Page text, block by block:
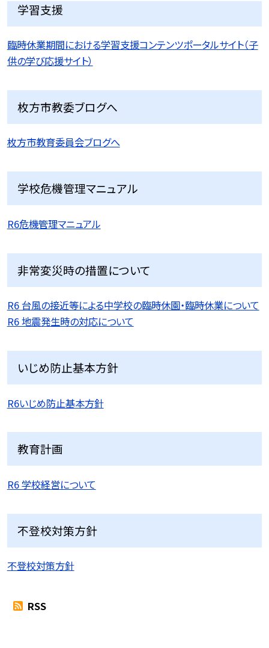
学習支援
臨時休業期間における学習支援コンテンツポータルサイト（子
供の学び応援サイト）
枚方市教委ブログへ
枚方市教育委員会ブログへ
学校危機管理マニュアル
R6危機管理マニュアル
非常変災時の措置について
R6 台風の接近等による中学校の臨時休園・臨時休業について
R6 地震発生時の対応について
いじめ防止基本方針
R6いじめ防止基本方針
教育計画
R6 学校経営について
不登校対策方針
不登校対策方針
RSS